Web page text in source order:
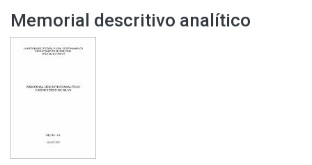
Memorial descritivo analítico